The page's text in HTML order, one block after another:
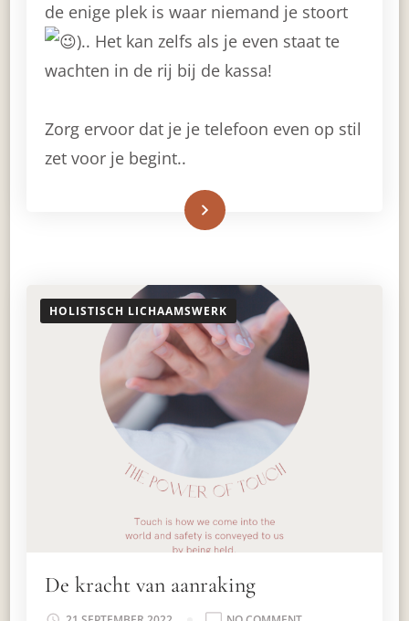
de enige plek is waar niemand je stoort
).. Het kan zelfs als je even staat te
wachten in de rij bij de kassa!
Zorg ervoor dat je je telefoon even op stil
zet voor je begint..
Read More
HOLISTISCH LICHAAMSWERK
De kracht van aanraking